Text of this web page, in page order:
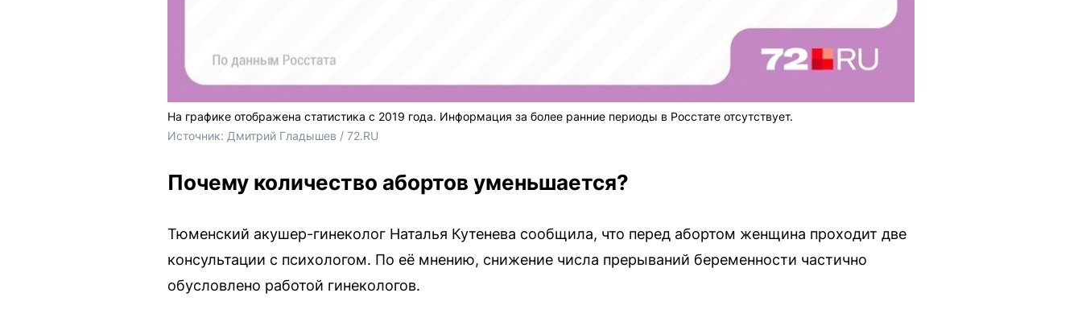
На графике отображена статистика с 2019 года. Информация за более ранние периоды в Росстате отсутствует.
Источник: Дмитрий Гладышев / 72.RU
Почему количество абортов уменьшается?
Тюменский акушер-гинеколог Наталья Кутенева сообщила, что перед абортом женщина проходит две
консультации с психологом. По её мнению, снижение числа прерываний беременности частично
обусловлено работой гинекологов.